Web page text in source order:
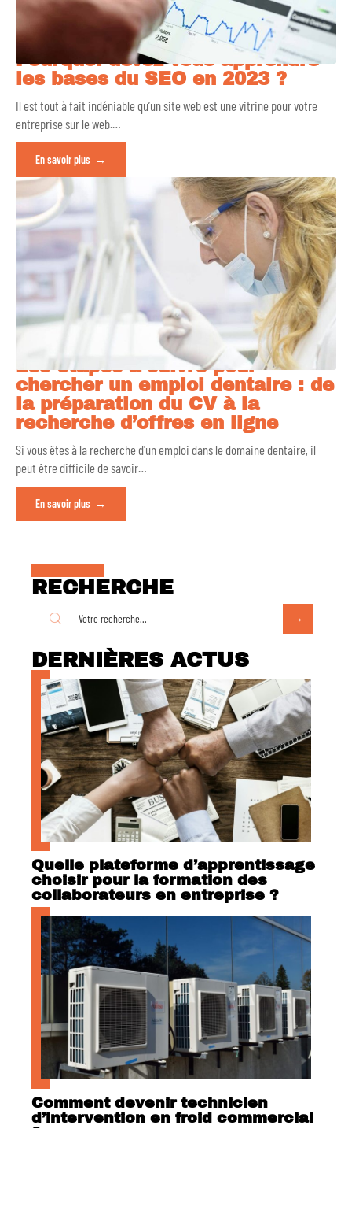
Pourquoi devez-vous apprendre
les bases du SEO en 2023 ?
Il est tout à fait indéniable qu’un site web est une vitrine pour votre
entreprise sur le web.…
En savoir plus
Les étapes à suivre pour
chercher un emploi dentaire : de
la préparation du CV à la
recherche d’offres en ligne
Si vous êtes à la recherche d'un emploi dans le domaine dentaire, il
peut être difficile de savoir…
En savoir plus
RECHERCHE
DERNIÈRES ACTUS
Quelle plateforme d’apprentissage
choisir pour la formation des
collaborateurs en entreprise ?
Comment devenir technicien
d’intervention en froid commercial
?